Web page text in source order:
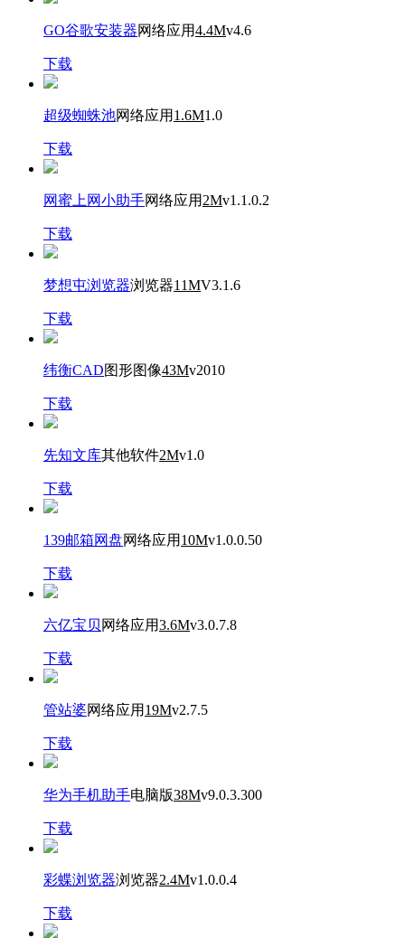
GO谷歌安装器网络应用4.4Mv4.6
下载
超级蜘蛛池网络应用 1.6M1.0
下载
网蜜上网小助手网络应用 2Mv1.1.0.2
下载
梦想屯浏览器浏览器11MV3.1.6
下载
纬衡CAD图形图像43Mv2010
下载
先知文库其他软件2Mv1.0
下载
139邮箱网盘网络应用 10Mv1.0.0.50
下载
六亿宝贝 网络应用3.6Mv3.0.7.8
下载
管站婆网络应用 19Mv2.7.5
下载
华为手机助手电脑版38Mv9.0.3.300
下载
彩蝶浏览器浏览器2.4Mv1.0.0.4
下载